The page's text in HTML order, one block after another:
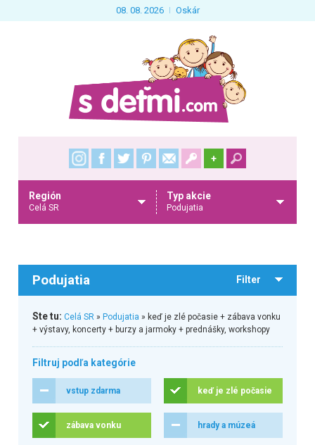
08. 08. 2026 Oskár
+
Región
Celá SR
Typ akcie
Podujatia
Podujatia Filter
Ste tu: Celá SR» Podujatia » keď je zlé počasie + zábava vonku
+ výstavy, koncerty + burzy a jarmoky + prednášky, workshopy
Filtruj podľa kategórie
vstup zdarma keď je zlé počasie
zábava vonku hrady a múzeá